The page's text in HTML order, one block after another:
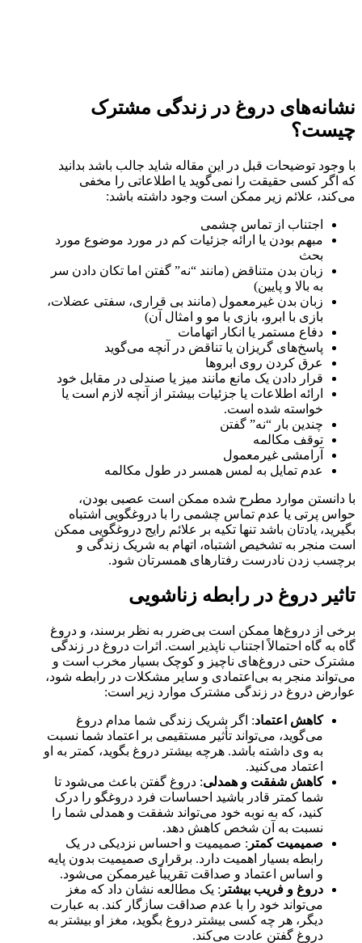
نشانه‌های دروغ در زندگی مشترک
چیست؟
با وجود توضیحات قبل در این مقاله شاید جالب باشد بدانید
که اگر کسی حقیقت را نمی‌گوید یا اطلاعاتی را مخفی
می‌کند، علائم زیر ممکن است وجود داشته باشد:
اجتناب از تماس چشمی
مبهم بودن یا ارائه جزئیات کم در مورد موضوع مورد
بحث
زبان بدن متناقض (مانند “نه” گفتن اما تکان دادن سر
به بالا و پایین)
زبان بدن غیرمعمول (مانند بی قراری، سفتی عضلات،
بازی با ابرو، بازی با مو و امثال آن)
دفاع مستمر یا انکار اتهامات
پاسخ‌های گریزان یا تناقض در آنچه می‌گوید
عرق کردن روی ابروها
قرار دادن یک مانع مانند میز یا صندلی در مقابل خود
ارائه اطلاعات یا جزئیات بیشتر از آنچه لازم است یا
خواسته شده است.
چندین بار “نه” گفتن
توقف مکالمه
آرامشی غیرمعمول
عدم تمایل به لمس همسر در طول مکالمه
با دانستن موارد مطرح شده ممکن است عصبی بودن،
حواس پرتی یا عدم تماس چشمی را با دروغگویی اشتباه
بگیرید، یادتان باشد تنها تکیه بر علائم رایج دروغگویی ممکن
است منجر به تشخیص اشتباه، اتهام به شریک زندگی و
برچسب زدن نادرست رفتارهای همسرتان شود.
تاثیر دروغ در رابطه زناشویی
برخی از دروغ‌ها ممکن است بی‌ضرر به نظر برسند، و دروغ
گاه به گاه احتمالاً اجتناب ناپذیر است. اثرات دروغ در زندگی
مشترک حتی دروغ‌های ناچیز و کوچک بسیار مخرب است و
می‌تواند منجر به بی‌اعتمادی و سایر مشکلات در رابطه شود،
عوارض دروغ در زندگی مشترک موارد زیر است:
کاهش اعتماد: اگر شریک زندگی شما مدام دروغ
می‌گوید، می‌تواند تأثیر مستقیمی بر اعتماد شما نسبت
به وی داشته باشد. هرچه بیشتر دروغ بگوید، کمتر به او
اعتماد می‌کنید.
کاهش شفقت و همدلی: دروغ گفتن باعث می‌شود تا
شما کمتر قادر باشید احساسات فرد دروغگو را درک
کنید، که به نوبه خود می‌تواند شفقت و همدلی شما را
نسبت به آن شخص کاهش دهد.
صمیمیت کمتر : صمیمیت و احساس نزدیکی در یک
رابطه بسیار اهمیت دارد. برقراری صمیمیت بدون پایه
و اساس اعتماد و صداقت تقریباً غیرممکن می‌شود.
دروغ و فریب بیشتر : یک مطالعه نشان داد که مغز
می‌تواند خود را با عدم صداقت سازگار کند. به عبارت
دیگر، هر چه کسی بیشتر دروغ بگوید، مغز او بیشتر به
دروغ گفتن عادت می‌کند.